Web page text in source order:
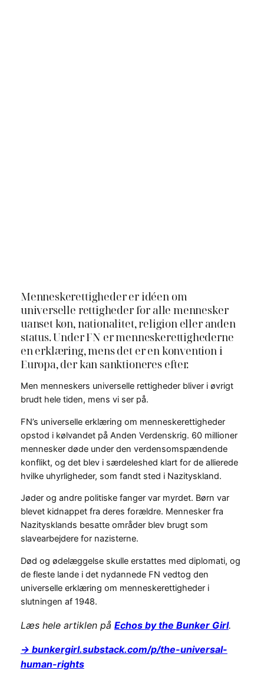
Menneskerettigheder er idéen om
universelle rettigheder for alle mennesker
uanset køn, nationalitet, religion eller anden
status. Under FN er menneskerettighederne
en erklæring, mens det er en konvention i
Europa, der kan sanktioneres efter.
Men menneskers universelle rettigheder bliver i øvrigt
brudt hele tiden, mens vi ser på.
FN’s universelle erklæring om menneskerettigheder
opstod i kølvandet på Anden Verdenskrig. 60 millioner
mennesker døde under den verdensomspændende
konflikt, og det blev i særdeleshed klart for de allierede
hvilke uhyrligheder, som fandt sted i Nazityskland.
Jøder og andre politiske fanger var myrdet. Børn var
blevet kidnappet fra deres forældre. Mennesker fra
Nazitysklands besatte områder blev brugt som
slavearbejdere for nazisterne.
Død og ødelæggelse skulle erstattes med diplomati, og
de fleste lande i det nydannede FN vedtog den
universelle erklæring om menneskerettigheder i
slutningen af 1948.
Læs hele artiklen på Echos by the Bunker Girl.
→ bunkergirl.substack.com/p/the-universal-
human-rights